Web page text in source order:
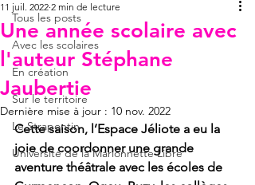
Tous les posts
Avec les scolaires
En création
Sur le territoire
Le Strapontin
Université de la Marionnette Libre
Une année scolaire avec
l'auteur Stéphane
Jaubertie
11 juil. 2022 2 min de lecture
Dernière mise à jour : 10 nov. 2022
Cette saison, l’Espace Jéliote a eu la
joie de coordonner une grande
aventure théâtrale avec les écoles de